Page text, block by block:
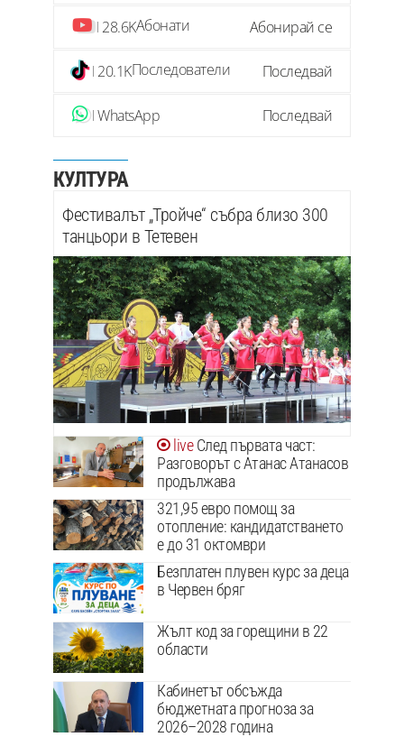
28.6KАбонати Абонирай се
20.1KПоследователи Последвай
WhatsApp Последвай
КУЛТУРА
Фестивалът „Тройче“ събра близо 300
танцьори в Тетевен
След първата част:
Разговорът с Атанас Атанасов
продължава
321,95 евро помощ за
отопление: кандидатстването
е до 31 октомври
Безплатен плувен курс за деца
в Червен бряг
Жълт код за горещини в 22
области
Кабинетът обсъжда
бюджетната прогноза за
2026–2028 година